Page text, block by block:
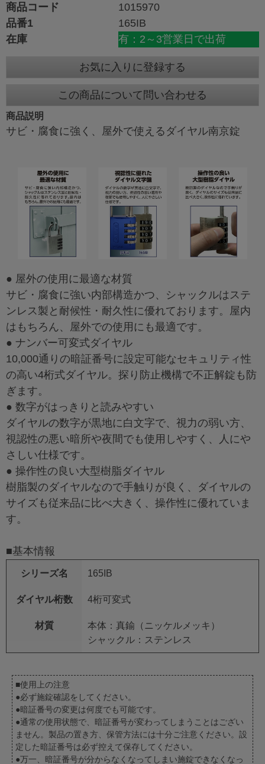
商品コード
1015970
品番1
165IB
在庫
有：2～3営業日で出荷
お気に入りに登録する
この商品について問い合わせる
商品説明
サビ・腐食に強く、屋外で使えるダイヤル南京錠
● 屋外の使用に最適な材質
サビ・腐食に強い内部構造かつ、シャックルはステ
ンレス製と耐候性・耐久性に優れております。屋内
はもちろん、屋外での使用にも最適です。
● ナンバー可変式ダイヤル
10,000通りの暗証番号に設定可能なセキュリティ性
の高い4桁式ダイヤル。探り防止機構で不正解錠も防
ぎます。
● 数字がはっきりと読みやすい
ダイヤルの数字が黒地に白文字で、視力の弱い方、
視認性の悪い暗所や夜間でも使用しやすく、人にや
さしい仕様です。
● 操作性の良い大型樹脂ダイヤル
樹脂製のダイヤルなので手触りが良く、ダイヤルの
サイズも従来品に比べ大きく、操作性に優れていま
す。
■基本情報
シリーズ名 165IB
ダイヤル桁数 4桁可変式
材質
本体：真鍮（ニッケルメッキ）
シャックル：ステンレス
■使用上の注意
●必ず施錠確認をしてください。
●暗証番号の変更は何度でも可能です。
●通常の使用状態で、暗証番号が変わってしまうことはござい
ません。製品の置き方、保管方法には十分ご注意ください。設
定した暗証番号は必ず控えて保存してください。
●万一、暗証番号が分からなくなってしまい施錠できなくなっ